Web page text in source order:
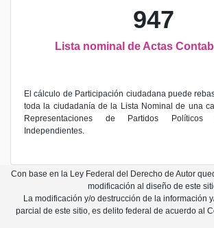
947
Lista nominal de Actas
El cálculo de Participación ciudadana puede
toda la ciudadanía de la Lista Nominal de una
Representaciones de Partidos Políticos
Independientes.
Con base en la Ley Federal del Derecho de Autor
modificación al diseño de este
La modificación y/o destrucción de la información
parcial de este sitio, es delito federal de acuerdo al